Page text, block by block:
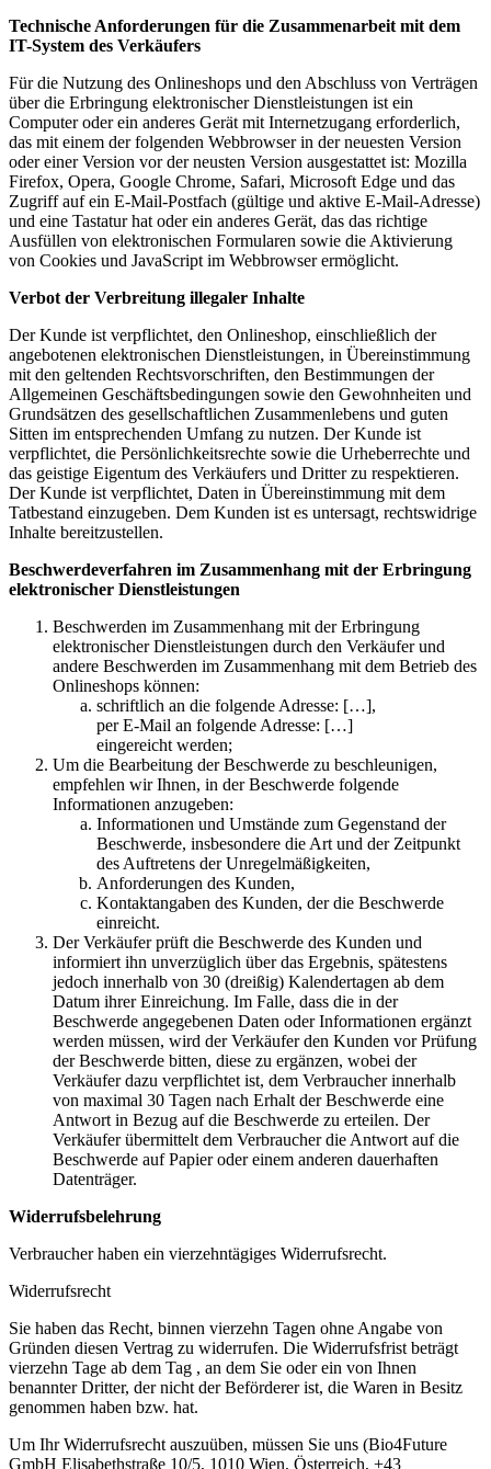
Technische Anforderungen für die Zusammenarbeit mit dem
IT-System des Verkäufers
Für die Nutzung des Onlineshops und den Abschluss von Verträgen
über die Erbringung elektronischer Dienstleistungen ist ein
Computer oder ein anderes Gerät mit Internetzugang erforderlich,
das mit einem der folgenden Webbrowser in der neuesten Version
oder einer Version vor der neusten Version ausgestattet ist: Mozilla
Firefox, Opera, Google Chrome, Safari, Microsoft Edge und das
Zugriff auf ein E-Mail-Postfach (gültige und aktive E-Mail-Adresse)
und eine Tastatur hat oder ein anderes Gerät, das das richtige
Ausfüllen von elektronischen Formularen sowie die Aktivierung
von Cookies und JavaScript im Webbrowser ermöglicht.
Verbot der Verbreitung illegaler Inhalte
Der Kunde ist verpflichtet, den Onlineshop, einschließlich der
angebotenen elektronischen Dienstleistungen, in Übereinstimmung
mit den geltenden Rechtsvorschriften, den Bestimmungen der
Allgemeinen Geschäftsbedingungen sowie den Gewohnheiten und
Grundsätzen des gesellschaftlichen Zusammenlebens und guten
Sitten im entsprechenden Umfang zu nutzen. Der Kunde ist
verpflichtet, die Persönlichkeitsrechte sowie die Urheberrechte und
das geistige Eigentum des Verkäufers und Dritter zu respektieren.
Der Kunde ist verpflichtet, Daten in Übereinstimmung mit dem
Tatbestand einzugeben. Dem Kunden ist es untersagt, rechtswidrige
Inhalte bereitzustellen.
Beschwerdeverfahren im Zusammenhang mit der Erbringung
elektronischer Dienstleistungen
Beschwerden im Zusammenhang mit der Erbringung
elektronischer Dienstleistungen durch den Verkäufer und
andere Beschwerden im Zusammenhang mit dem Betrieb des
Onlineshops können:
schriftlich an die folgende Adresse: […],
per E-Mail an folgende Adresse: […]
eingereicht werden;
Um die Bearbeitung der Beschwerde zu beschleunigen,
empfehlen wir Ihnen, in der Beschwerde folgende
Informationen anzugeben:
Informationen und Umstände zum Gegenstand der
Beschwerde, insbesondere die Art und der Zeitpunkt
des Auftretens der Unregelmäßigkeiten,
Anforderungen des Kunden,
Kontaktangaben des Kunden, der die Beschwerde
einreicht.
Der Verkäufer prüft die Beschwerde des Kunden und
informiert ihn unverzüglich über das Ergebnis, spätestens
jedoch innerhalb von 30 (dreißig) Kalendertagen ab dem
Datum ihrer Einreichung. Im Falle, dass die in der
Beschwerde angegebenen Daten oder Informationen ergänzt
werden müssen, wird der Verkäufer den Kunden vor Prüfung
der Beschwerde bitten, diese zu ergänzen, wobei der
Verkäufer dazu verpflichtet ist, dem Verbraucher innerhalb
von maximal 30 Tagen nach Erhalt der Beschwerde eine
Antwort in Bezug auf die Beschwerde zu erteilen. Der
Verkäufer übermittelt dem Verbraucher die Antwort auf die
Beschwerde auf Papier oder einem anderen dauerhaften
Datenträger.
Widerrufsbelehrung
Verbraucher haben ein vierzehntägiges Widerrufsrecht.
Widerrufsrecht
Sie haben das Recht, binnen vierzehn Tagen ohne Angabe von
Gründen diesen Vertrag zu widerrufen. Die Widerrufsfrist beträgt
vierzehn Tage ab dem Tag , an dem Sie oder ein von Ihnen
benannter Dritter, der nicht der Beförderer ist, die Waren in Besitz
genommen haben bzw. hat.
Um Ihr Widerrufsrecht auszuüben, müssen Sie uns (Bio4Future
GmbH Elisabethstraße 10/5, 1010 Wien, Österreich, +43